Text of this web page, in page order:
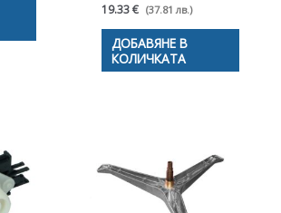
19.33 € (37.81 лв.)
ДОБАВЯНЕ В
КОЛИЧКАТА